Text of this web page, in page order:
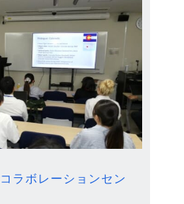
ラボレーションセン